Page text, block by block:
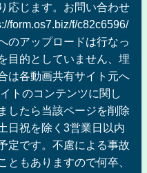
応じます。お問い合わせ
form.os7.biz/f/c82c6596/
のアップロードは行なっ
目的としていません、埋
は各動画共有サイト元へ
トのコンテンツに関し
したら当該ページを削除
日祝を除く3営業日以内
定です。不慮による事故
ともありますので何卒、